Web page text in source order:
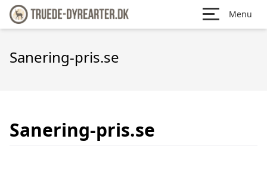
Menu
Sanering-pris.se
Sanering-pris.se